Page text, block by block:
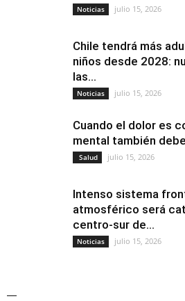
Noticias julio 15, 2026
Chile tendrá más
niños desde 2028:
las...
Noticias julio 15, 2026
Cuando el dolor es
mental también
Salud julio 15, 2026
Intenso sistema
atmosférico será
centro-sur de...
Noticias julio 15, 2026
—